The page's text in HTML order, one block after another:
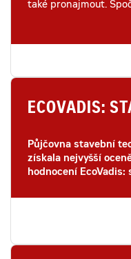
také pronajmout.
ECOVADIS:
Půjčovna stavební
získala nejvyšší
hodnocení EcoVadis: